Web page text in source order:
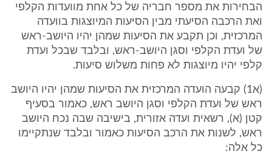
הבחירות את מספר חבריה של כל אחת מוועדות הקלפי
ואת הרכבה הסיעתי מבין הסיעות המיוצגות בוועדה
המרכזית, וכן תקבע את הסיעות שמהן יהיו היושב-ראש
של ועדת הקלפי וסגן היושב-ראש, ובלבד שבכל ועדת
קלפי יהיו מיוצגות לא פחות משלוש סיעות.
(א1) קבעה הועדה המרכזית את הסיעות שמהן יהיו היושב
ראש של ועדת הקלפי וסגן היושב ראש, כאמור בסעיף
קטן (א), רשאית ועדה אזורית, בישיבה שבה נכח היושב
ראש, לשנות את הרכב הסיעות כאמור ובלבד שנתקיימו
כל אלה: